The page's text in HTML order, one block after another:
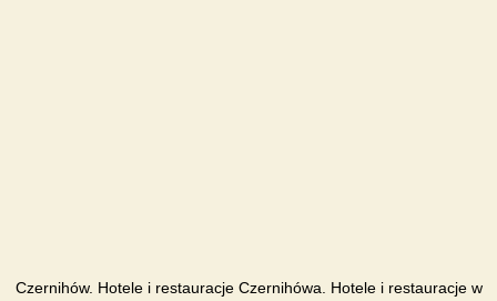
Czernihów. Hotele i restauracje Czernihówa. Hotele i restauracje w